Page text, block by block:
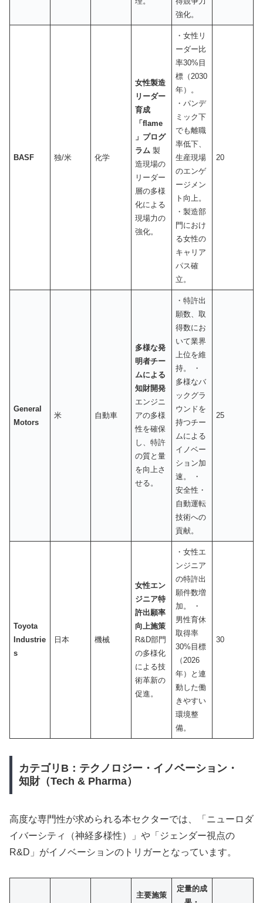
強化。
BASF 独/米 化学
女性製造
リーダー
育成
「flame
」プログ
ラム 製
造現場の
リーダー
層の多様
化による
現場力の
強化。
・女性リ
ーダー比
率30%目
標（2030
年）。
・パンデ
ミック下
でも離職
率低下、
生産現場
のエンゲ
ージメン
ト向上。
・製造部
門におけ
る女性の
キャリア
パス確
立。
20
General
Motors
米 自動車
多様な発
明者チー
ムによる
知財開発
エンジニ
アの多様
性を確保
し、特許
の質と量
を向上さ
せる。
・特許出
願数、取
得数にお
いて業界
上位を維
持。 ・
多様なバ
ックグラ
ウンドを
持つチー
ムによる
イノベー
ション加
速。 ・
安全性・
自動運転
技術への
貢献。
25
Toyota
Industrie
s
日本 機械
女性エン
ジニア特
許出願率
向上施策
R&D部門
の多様化
による技
術革新の
促進。
・女性エ
ンジニア
の特許出
願件数増
加。 ・
男性育休
取得率
30%目標
（2026
年）と連
動した働
きやすい
環境整
備。
30
カテゴリB：テクノロジー・イノベーション・
知財（Tech & Pharma）
高度な専門性が求められる本セクターでは、「ニューロダ
イバーシティ（神経多様性）」や「ジェンダー視点の
R&D」がイノベーションのトリガーとなっています。
主要施策
定量的成